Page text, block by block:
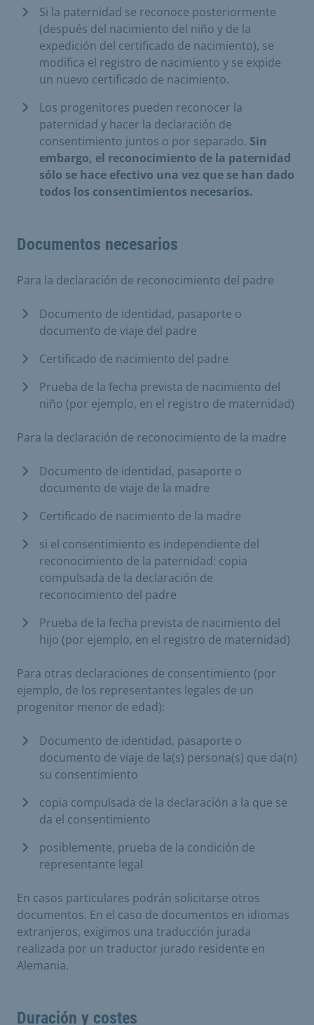
Si la paternidad se reconoce posteriormente
(después del nacimiento del niño y de la
expedición del certificado de nacimiento), se
modifica el registro de nacimiento y se expide
un nuevo certificado de nacimiento.
Los progenitores pueden reconocer la
paternidad y hacer la declaración de
consentimiento juntos o por separado. Sin
embargo, el reconocimiento de la paternidad
sólo se hace efectivo una vez que se han dado
todos los consentimientos necesarios.
Documentos necesarios
Para la declaración de reconocimiento del padre
Documento de identidad, pasaporte o
documento de viaje del padre
Certificado de nacimiento del padre
Prueba de la fecha prevista de nacimiento del
niño (por ejemplo, en el registro de maternidad)
Para la declaración de reconocimiento de la madre
Documento de identidad, pasaporte o
documento de viaje de la madre
Certificado de nacimiento de la madre
si el consentimiento es independiente del
reconocimiento de la paternidad: copia
compulsada de la declaración de
reconocimiento del padre
Prueba de la fecha prevista de nacimiento del
hijo (por ejemplo, en el registro de maternidad)
Para otras declaraciones de consentimiento (por
ejemplo, de los representantes legales de un
progenitor menor de edad):
Documento de identidad, pasaporte o
documento de viaje de la(s) persona(s) que da(n)
su consentimiento
copia compulsada de la declaración a la que se
da el consentimiento
posiblemente, prueba de la condición de
representante legal
En casos particulares podrán solicitarse otros
documentos. En el caso de documentos en idiomas
extranjeros, exigimos una traducción jurada
realizada por un traductor jurado residente en
Alemania.
Duración y costes